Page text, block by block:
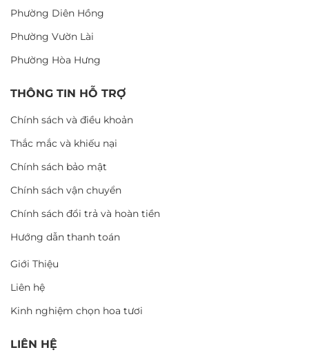
Phường Diên Hồng
Phường Vườn Lài
Phường Hòa Hưng
THÔNG TIN HỖ TRỢ
Chính sách và điều khoản
Thắc mắc và khiếu nại
Chính sách bảo mật
Chính sách vận chuyển
Chính sách đổi trả và hoàn tiền
Hướng dẫn thanh toán
Giới Thiệu
Liên hệ
Kinh nghiệm chọn hoa tươi
LIÊN HỆ